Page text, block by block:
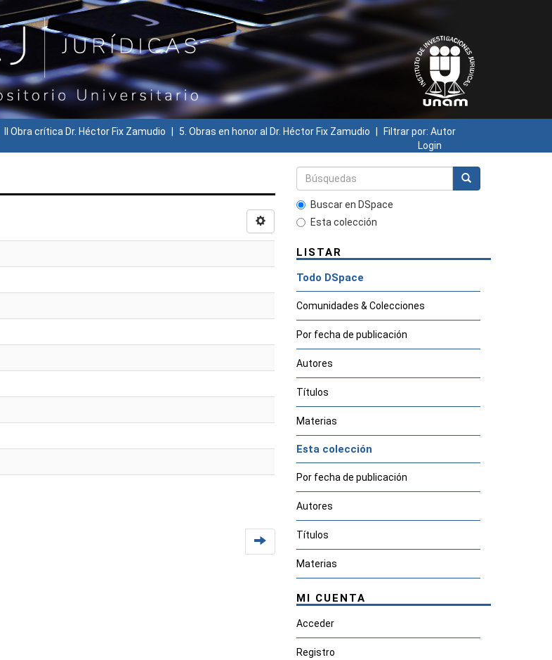
II Obra crítica Dr. Héctor Fix Zamudio 5. Obras en honor al Dr. Héctor Fix Zamudio
Filtrar por: Autor
Login
Buscar en DSpace
Esta colección
LISTAR
Todo DSpace
Comunidades & Colecciones
Por fecha de publicación
Autores
Títulos
Materias
Esta colección
Por fecha de publicación
Autores
Títulos
Materias
MI CUENTA
Acceder
Registro